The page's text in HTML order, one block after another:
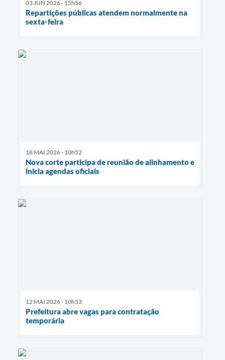
03 JUN 2026 - 15h56
Repartições públicas atendem normalmente na
sexta-feira
18 MAI 2026 - 10h52
Nova corte participa de reunião de alinhamento e
inicia agendas oficiais
12 MAI 2026 - 10h53
Prefeitura abre vagas para contratação
temporária